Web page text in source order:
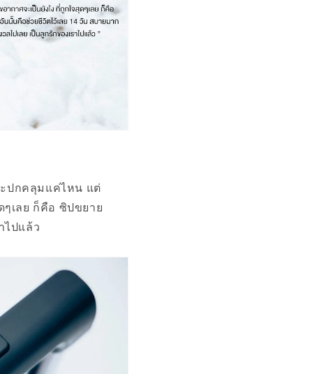
ปกคลุมแค่ไหน แต่
ๆเลย ก็คือ ซิปขยาย
ไปแล้ว